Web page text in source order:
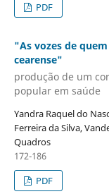
PDF
"As vozes de
cearense"
produção de um
popular em saúde
Yandra Raquel do
Ferreira da Silva,
Quadros
172-186
PDF